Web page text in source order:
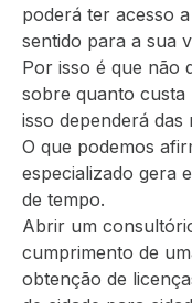
poderá ter acesso
sentido para a sua
Por isso é que não
sobre quanto custa
isso dependerá das
O que podemos
especializado gera
de tempo.
Abrir um
cumprimento de
obtenção de